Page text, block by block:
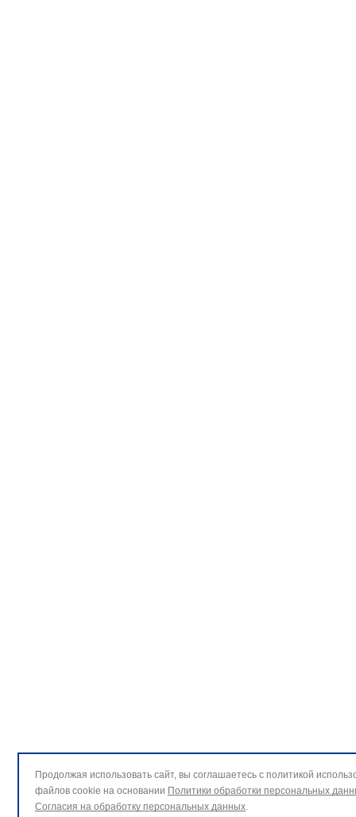
Продолжая использовать сайт, вы соглашаетесь с политикой
файлов cookie на основании Политики обработки персональных
Согласия на обработку персональных данных.